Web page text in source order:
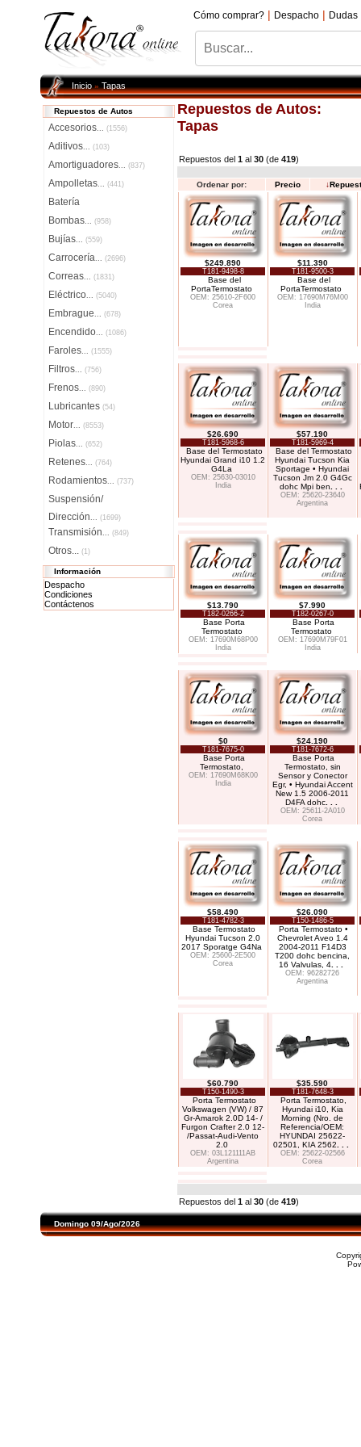
Cómo comprar? | Despacho | Dudas
Inicio»Tapas
Repuestos de Autos
Accesorios... (1556)
Aditivos... (103)
Amortiguadores... (837)
Ampolletas... (441)
Batería
Bombas... (958)
Bujías... (559)
Carrocería... (2696)
Correas... (1831)
Eléctrico... (5040)
Embrague... (678)
Encendido... (1086)
Faroles... (1555)
Filtros... (756)
Frenos... (890)
Lubricantes (54)
Motor... (8553)
Piolas... (652)
Retenes... (764)
Rodamientos... (737)
Suspensión/
Dirección... (1699)
Transmisión... (849)
Otros... (1)
Información
Despacho
Condiciones
Contáctenos
Repuestos de Autos:
Tapas
Repuestos del 1 al 30 (de 419)
Ordenar por: Precio ↓
$249.890
T181-9498-8
Base del
PortaTermostato
OEM: 25610-2F600
Corea
$11.390
T181-9500-3
Base del
PortaTermostato
OEM: 17690M76M00
India
$26.690
T181-5968-6
Base del Termostato
Hyundai Grand i10 1.2
G4La
OEM: 25630-03010
India
$57.190
T181-5969-4
Base del Termostato
Hyundai Tucson Kia
Sportage • Hyundai
Tucson Jm 2.0 G4Gc
dohc Mpi ben
OEM: 25620-23640
Argentina
$13.790
T182-0266-2
Base Porta
Termostato
OEM: 17690M68P00
India
$7.990
T182-0267-0
Base Porta
Termostato
OEM: 17690M79F01
India
$0
T181-7675-0
Base Porta
Termostato,
OEM: 17690M68K00
India
$24.190
T181-7672-6
Base Porta
Termostato, sin
Sensor y Conector
Egr, • Hyundai Accent
New 1.5 2006-2011
D4FA dohc. . .
OEM: 25611-2A010
Corea
$58.490
T181-4782-3
Base Termostato
Hyundai Tucson 2.0
2017 Sporatge G4Na
OEM: 25600-2E500
Corea
$26.090
T150-1486-5
Porta Termostato •
Chevrolet Aveo 1.4
2004-2011 F14D3
T200 dohc bencina,
16 Valvulas, 4
OEM: 96282726
Argentina
$60.790
T150-1490-3
Porta Termostato
Volkswagen (VW) / 87
Gr-Amarok 2.0D 14- /
Furgon Crafter 2.0 12-
/Passat-Audi-Vento
2.0
OEM: 03L121111AB
Argentina
$35.590
T181-7648-3
Porta Termostato,
Hyundai i10, Kia
Morning (Nro. de
Referencia/OEM:
HYUNDAI 25622-
02501, KIA 2562
OEM: 25622-02566
Corea
Repuestos del 1 al 30 (de 419)
Domingo 09/Ago/2026